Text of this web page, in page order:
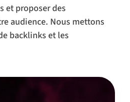
et proposer des
audience. Nous mettons
backlinks et les